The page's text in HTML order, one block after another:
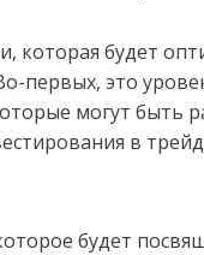
которая будет
первых, это
могут быть
в
будет